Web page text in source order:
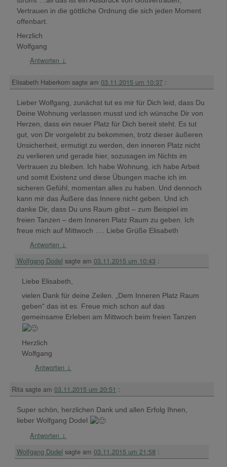
Vertrauen in die göttliche Ordnung die sich jeden Moment
offenbart.
Herzlich
Wolfgang
Antworten ↓
Elisabeth Haberkorn sagte am 03.11.2015 um 10:37 :
Lieber Wolfgang, zunächst tut es mir für Dich leid, dass Du
Deine Wohnung verlassen musst und ich wünsche Dir von
Herzen, dass ein neuer Platz für Dich bereit steht. Es tut
gut, von Dir vorgelebt zu bekommen, trotz dieser äußeren
Unsicherheit, ermutigt zu werden, den inneren Platz nicht
zu verlieren und gerade hier, sozusagen im Nichts im
Vertrauen zu bleiben. Ich habe Wohnung, ich habe Arbeit
und somit Existenz und diese Übungen mache ich im
sicheren Gefühl, momentan alles zu haben. Und dennoch
kann mir das Äußere das Innere nicht geben. Und ich
danke Dir, dass Du uns Raum gibst – zum Beispiel im
freien Tanzen – dem Inneren Platz Raum zu geben. Ich
freue mich auf Mittwoch …. Liebe Grüße Elisabeth
Antworten ↓
Wolfgang Dodel sagte am 03.11.2015 um 10:43 :
Liebe Elisabeth,
vielen Dank für deine Zeilen. „Dem Inneren Platz Raum
geben“ das ist es. Freue mich schon auf das
gemeinsame Erleben am Mittwoch beim freien Tanzen
Herzlich
Wolfgang
Antworten ↓
Rita sagte am 03.11.2015 um 20:51 :
Super schön, herzlichen Dank und allen Erfolg Ihnen,
lieber Wolfgang Dodel
Antworten ↓
Wolfgang Dodel sagte am 03.11.2015 um 21:58 :